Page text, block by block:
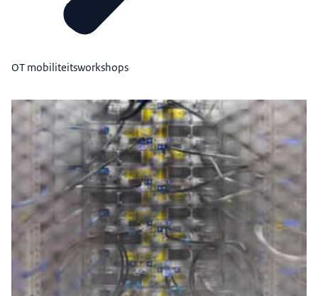
OT mobiliteitsworkshops